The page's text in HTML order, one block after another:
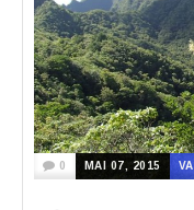
0 MAI 07, 2015